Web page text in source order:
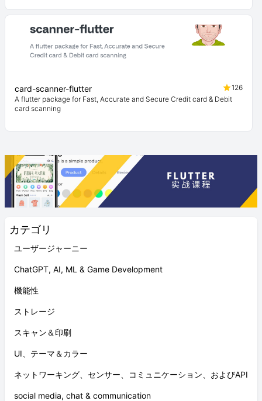
カテゴリ
ユーザージャーニー
ChatGPT, AI, ML & Game Development
機能性
ストレージ
スキャン＆印刷
UI、テーマ＆カラー
ネットワーキング、センサー、コミュニケーション、およびAPI
social media, chat & communication
card-scanner-flutter
126
A flutter package for Fast, Accurate and Secure Credit card & Debit
card scanning